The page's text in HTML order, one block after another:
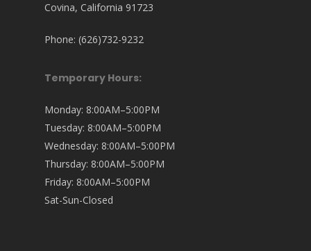
Covina, California 91723
Phone: (626)732-9232
Temporary Hours:
Monday: 8:00AM–5:00PM
Tuesday: 8:00AM–5:00PM
Wednesday: 8:00AM–5:00PM
Thursday: 8:00AM–5:00PM
Friday: 8:00AM–5:00PM
Sat-Sun-Closed